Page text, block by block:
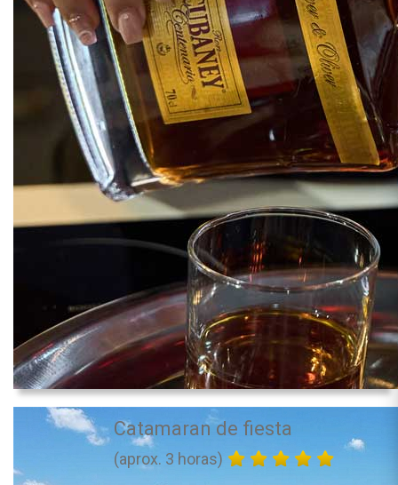
Catamaran de fiesta
(aprox. 3 horas)